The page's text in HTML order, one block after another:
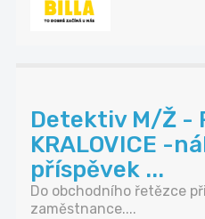
Detektiv M/Ž -
KRALOVICE -
příspěvek ...
Do obchodního řetězce
zaměstnance....